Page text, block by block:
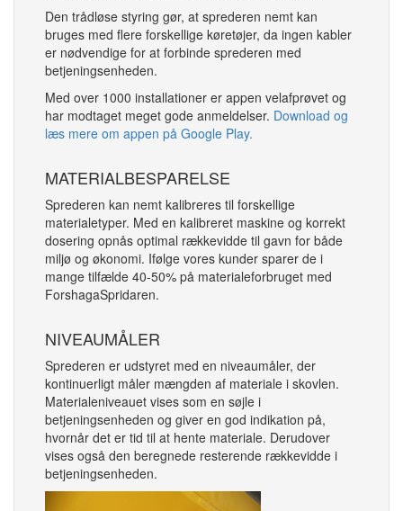
Den trådløse styring gør, at sprederen nemt kan
bruges med flere forskellige køretøjer, da ingen kabler
er nødvendige for at forbinde sprederen med
betjeningsenheden.
Med over 1000 installationer er appen velafprøvet og
har modtaget meget gode anmeldelser. Download og
læs mere om appen på Google Play.
MATERIALBESPARELSE
Sprederen kan nemt kalibreres til forskellige
materialetyper. Med en kalibreret maskine og korrekt
dosering opnås optimal rækkevidde til gavn for både
miljø og økonomi. Ifølge vores kunder sparer de i
mange tilfælde 40-50% på materialeforbruget med
ForshagaSpridaren.
NIVEAUMÅLER
Sprederen er udstyret med en niveaumåler, der
kontinuerligt måler mængden af materiale i skovlen.
Materialeniveauet vises som en søjle i
betjeningsenheden og giver en god indikation på,
hvornår det er tid til at hente materiale. Derudover
vises også den beregnede resterende rækkevidde i
betjeningsenheden.